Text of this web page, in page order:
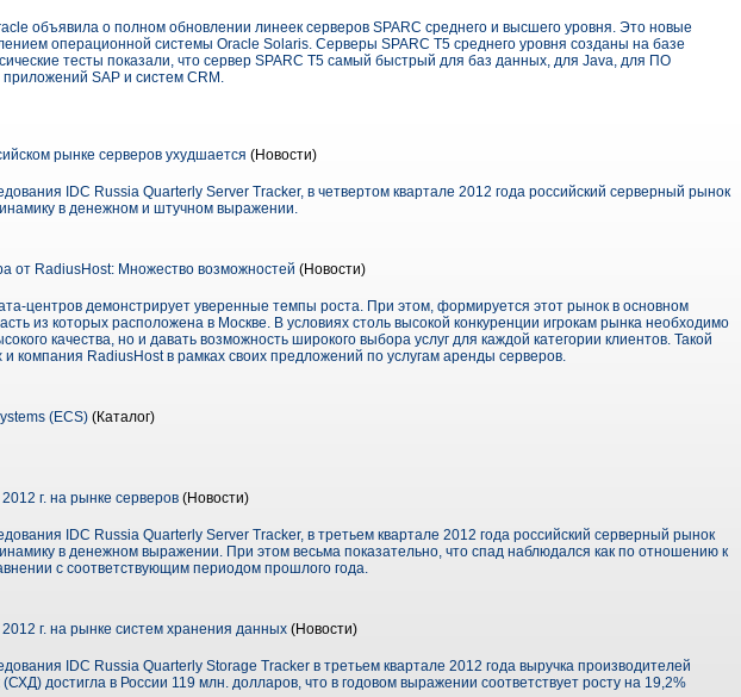
объявила о полном обновлении линеек серверов SPARC среднего и высшего уровня. Это новые
операционной системы Oracle Solaris. Серверы SPARC T5 среднего уровня созданы на базе
тесты показали, что сервер SPARC T5 самый быстрый для баз данных, для Java, для ПО
SAP и систем CRM.
рынке серверов ухудшается (Новости)
IDC Russia Quarterly Server Tracker, в четвертом квартале 2012 года российский серверный рынок
в денежном и штучном выражении.
от RadiusHost: Множество возможностей (Новости)
центров демонстрирует уверенные темпы роста. При этом, формируется этот рынок в основном
из которых расположена в Москве. В условиях столь высокой конкуренции игрокам рынка необходимо
качества, но и давать возможность широкого выбора услуг для каждой категории клиентов. Такой
компания RadiusHost в рамках своих предложений по услугам аренды серверов.
(ECS) (Каталог)
2012 г. на рынке серверов (Новости)
IDC Russia Quarterly Server Tracker, в третьем квартале 2012 года российский серверный рынок
в денежном выражении. При этом весьма показательно, что спад наблюдался как по отношению к
с соответствующим периодом прошлого года.
2012 г. на рынке систем хранения данных (Новости)
IDC Russia Quarterly Storage Tracker в третьем квартале 2012 года выручка производителей
достигла в России 119 млн. долларов, что в годовом выражении соответствует росту на 19,2%